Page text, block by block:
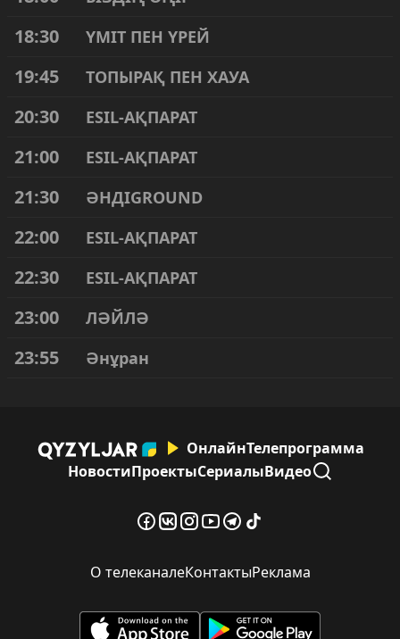
18:30 ҮМІТ ПЕН ҮРЕЙ
19:45 ТОПЫРАҚ ПЕН ХАУА
20:30 ESIL-АҚПАРАТ
21:00 ESIL-АҚПАРАТ
21:30 ӘНДІGROUND
22:00 ESIL-АҚПАРАТ
22:30 ESIL-АҚПАРАТ
23:00 ЛӘЙЛӘ
23:55 Әнұран
ОнлайнТелепрограмма
НовостиПроектыСериалыВидео
О телеканалеКонтактыРеклама